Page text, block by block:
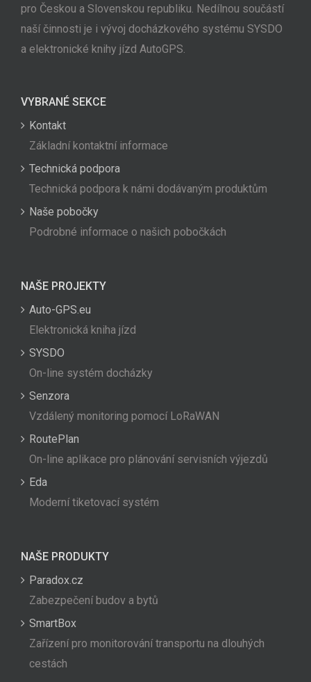
pro Českou a Slovenskou republiku. Nedílnou součástí
naší činnosti je i vývoj docházkového systému SYSDO
a elektronické knihy jízd AutoGPS.
VYBRANÉ SEKCE
Kontakt
Základní kontaktní informace
Technická podpora
Technická podpora k námi dodávaným produktům
Naše pobočky
Podrobné informace o našich pobočkách
NAŠE PROJEKTY
Auto-GPS.eu
Elektronická kniha jízd
SYSDO
On-line systém docházky
Senzora
Vzdálený monitoring pomocí LoRaWAN
RoutePlan
On-line aplikace pro plánování servisních výjezdů
Eda
Moderní tiketovací systém
NAŠE PRODUKTY
Paradox.cz
Zabezpečení budov a bytů
SmartBox
Zařízení pro monitorování transportu na dlouhých
cestách